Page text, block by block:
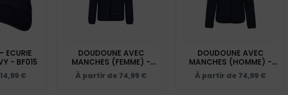
THIBAUT - NAVY - BF015
14,99 €
DOUDOUNE AVEC
MANCHES (FEMME) -
ECURIE THIBAUT - NAVY -
K6121
À partir de 74,99 €
DOUDOUNE AVEC
MANCHES (HOMME) -
ECURIE THIBAUT - NAVY -
K6120
À partir de 74,99 €